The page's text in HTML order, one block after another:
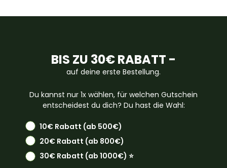
BIS ZU 30€ RABATT -
auf deine erste Bestellung.
Du kannst nur 1x wählen, für welchen Gutschein
entscheidest du dich? Du hast die Wahl:
10€ Rabatt (ab 500€)
20€ Rabatt (ab 800€)
30€ Rabatt (ab 1000€) ⭐️